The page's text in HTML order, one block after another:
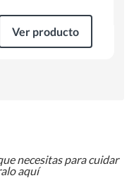
Ver producto
necesitas para cuidar
aquí